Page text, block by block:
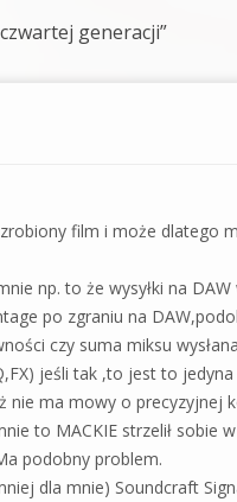
generacji”
film i może dlatego
np. to że wysyłki na
po zgraniu na
czy suma miksu
jeśli tak ,to jest to
nie ma mowy o precyzyjnej
to MACKIE strzelił sobie
podobny problem.
dla mnie) Soundcraft